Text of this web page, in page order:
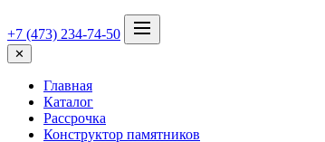
+7 (473) 234-74-50
✕
Главная
Каталог
Рассрочка
Конструктор памятников